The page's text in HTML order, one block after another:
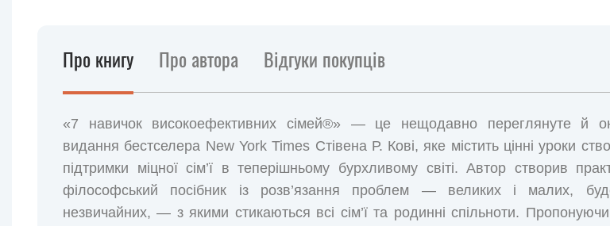
Про книгу Про автора Відгуки покупців
«7 навичок високоефективних сімей®» — це нещодавно переглянуте й
видання бестселера New York Times Стівена Р. Кові, яке містить цінні уроки
підтримки міцної сім’ї в теперішньому бурхливому світі. Автор створив
філософський посібник із розв’язання проблем — великих і малих,
незвичайних, — з якими стикаються всі сім’ї та родинні спільноти. Пропонуючи